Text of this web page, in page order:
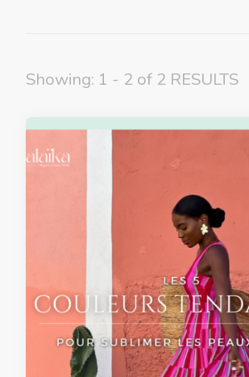
Showing: 1 - 2 of 2 RESULTS